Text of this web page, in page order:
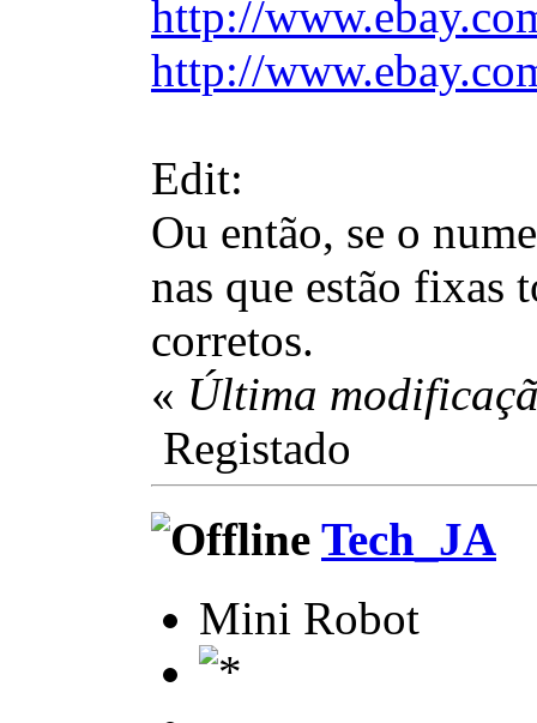
http://
http://
Edit:
Ou então, se o
nas que estão fixas
corretos.
« Última
Registado
Tech_JA
Mini Robot